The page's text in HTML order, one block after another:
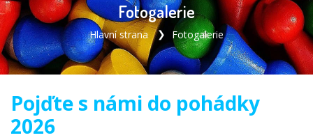
Fotogalerie
Hlavní strana Fotogalerie
Pojďte s námi do pohádky
2026